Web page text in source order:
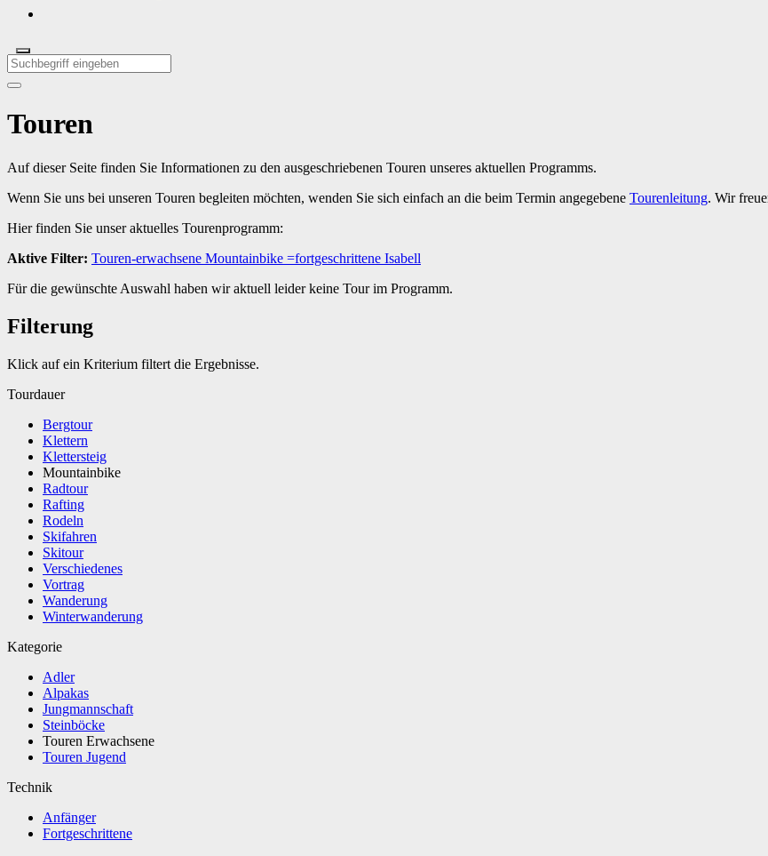
Touren
Auf dieser Seite finden Sie Informationen zu den ausgeschriebenen Touren unseres aktuellen Programms.
Wenn Sie uns bei unseren Touren begleiten möchten, wenden Sie sich einfach an die beim Termin angegebene Tourenleitung. Wir
Hier finden Sie unser aktuelles Tourenprogramm:
Aktive Filter: Touren-erwachsene Mountainbike =fortgeschrittene Isabell
Für die gewünschte Auswahl haben wir aktuell leider keine Tour im Programm.
Filterung
Klick auf ein Kriterium filtert die Ergebnisse.
Tourdauer
Bergtour
Klettern
Klettersteig
Mountainbike
Radtour
Rafting
Rodeln
Skifahren
Skitour
Verschiedenes
Vortrag
Wanderung
Winterwanderung
Kategorie
Adler
Alpakas
Jungmannschaft
Steinböcke
Touren Erwachsene
Touren Jugend
Technik
Anfänger
Fortgeschrittene